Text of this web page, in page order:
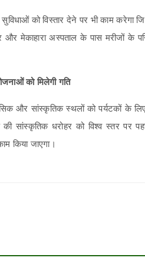
को विस्तार देने पर भी काम करेगा
मेकाहारा अस्पताल के पास मरीजों के
को मिलेगी गति
और सांस्कृतिक स्थलों को पर्यटकों के
की सांस्कृतिक धरोहर को विश्व स्तर पर
किया जाएगा।